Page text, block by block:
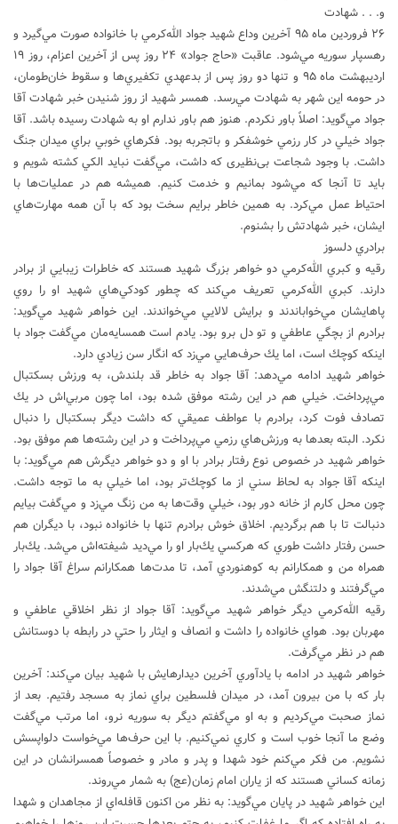
و. . . شهادت
۲۶ فروردين ماه ۹۵ آخرين وداع شهيد جواد الله‌كرمي با خانواده صورت مي‌گيرد و
رهسپار سوريه مي‌شود. عاقبت «حاج جواد» ۲۴ روز پس از آخرين اعزام، روز ۱۹
ارديبهشت ماه ۹۵ و تنها دو روز پس از بدعهدي تكفيري‌ها و سقوط خان‌طومان،
در حومه اين شهر به شهادت مي‌رسد. همسر شهيد از روز شنيدن خبر شهادت آقا
جواد مي‌گويد: اصلاً باور نكردم. هنوز هم باور ندارم او به شهادت رسيده باشد. آقا
جواد خيلي در كار رزمي خوشفكر و باتجربه بود. فكرهاي خوبي براي ميدان جنگ
داشت. با وجود شجاعت بی‌نظیری که داشت، مي‌گفت نبايد الكي كشته شويم و
بايد تا آنجا كه مي‌شود بمانيم و خدمت كنيم. هميشه هم در عمليات‌ها با
احتياط عمل مي‌كرد. به همين خاطر برايم سخت بود كه با آن همه مهارت‌هاي
ايشان، خبر شهادتش را بشنوم.
برادري دلسوز
رقيه و كبري الله‌كرمي دو خواهر بزرگ شهيد هستند كه خاطرات زيبايي از برادر
دارند. كبري الله‌كرمي تعريف مي‌كند كه چطور كودكي‌هاي شهيد او را روي
پاهايشان مي‌خواباندند و برايش لالايي مي‌خواندند. اين خواهر شهيد مي‌گويد:
برادرم از بچگي عاطفي و تو دل برو بود. يادم است همسايه‌مان مي‌گفت جواد با
اينكه كوچك است، اما يك حرف‌هايي مي‌زد كه انگار سن زيادي دارد.
خواهر شهيد ادامه مي‌دهد: آقا جواد به خاطر قد بلندش، به ورزش بسكتبال
مي‌پرداخت. خيلي هم در اين رشته موفق شده بود، اما چون مربي‌اش در يك
تصادف فوت كرد، برادرم با عواطف عميقي كه داشت ديگر بسكتبال را دنبال
نكرد. البته بعدها به ورزش‌هاي رزمي مي‌پرداخت و در اين رشته‌ها هم موفق بود.
خواهر شهيد در خصوص نوع رفتار برادر با او و دو خواهر ديگرش هم مي‌گويد: با
اينكه آقا جواد به لحاظ سني از ما كوچك‌تر بود، اما خيلي به ما توجه داشت.
چون محل كارم از خانه دور بود، خيلي وقت‌ها به من زنگ مي‌زد و مي‌گفت بيايم
دنبالت تا با هم برگرديم. اخلاق خوش برادرم تنها با خانواده نبود، با ديگران هم
حسن رفتار داشت طوري كه هركسي يك‌بار او را مي‌ديد شيفته‌اش مي‌شد. يك‌بار
همراه من و همكارانم به كوهنوردي آمد، تا مدت‌ها همكارانم سراغ آقا جواد را
مي‌گرفتند و دلتنگش مي‌شدند.
رقيه الله‌كرمي ديگر خواهر شهيد مي‌گويد: آقا جواد از نظر اخلاقي عاطفي و
مهربان بود. هواي خانواده را داشت و انصاف و ايثار را حتي در رابطه با دوستانش
هم در نظر مي‌گرفت.
خواهر شهيد در ادامه با يادآوري آخرين ديدارهايش با شهيد بيان مي‌كند: آخرين
بار كه با من بيرون آمد، در ميدان فلسطين براي نماز به مسجد رفتيم. بعد از
نماز صحبت مي‌كرديم و به او مي‌گفتم ديگر به سوريه نرو، اما مرتب مي‌گفت
وضع ما آنجا خوب است و كاري نمي‌كنيم. با اين حرف‌ها مي‌خواست دلواپسش
نشويم. من فكر مي‌كنم خود شهدا و پدر و مادر و خصوصاً همسرانشان در اين
زمانه كساني هستند كه از ياران امام زمان(عج) به شمار مي‌روند.
اين خواهر شهيد در پايان مي‌گويد: به نظر من اكنون قافله‌اي از مجاهدان و شهدا